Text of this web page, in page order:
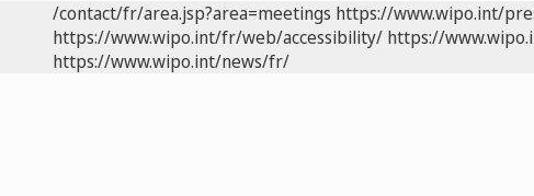
/contact/fr/area.jsp?area=meetings https://www.wipo.int/
https://www.wipo.int/fr/web/accessibility/ https://
https://www.wipo.int/news/fr/